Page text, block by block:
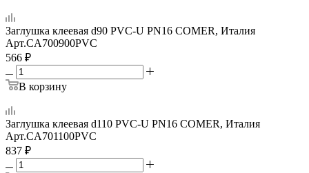
Заглушка клеевая d90 PVC-U PN16 COMER, Италия
Арт.CA700900PVC
566 ₽
В корзину
Заглушка клеевая d110 PVC-U PN16 COMER, Италия
Арт.CA701100PVC
837 ₽